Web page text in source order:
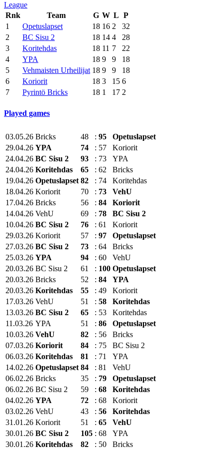
League
Rnk
Team G W L P
1
Opetuslapset 18 16 2
32
2
BC Sisu 2 18 14 4
28
3
Koritehdas 18 11 7
22
4
YPA 18 9 9
18
5
Vehmaisten Urheilijat 18 9 9
18
6
Koriorit 18 3 15 6
7
Pyrintö Bricks 18 1 17 2
Played games
03.05.26 Bricks 48 : 95
Opetuslapset
29.04.26 YPA 74 : 57
Koriorit
24.04.26 BC Sisu 2 93 : 73
YPA
24.04.26 Koritehdas 65 : 62
Bricks
19.04.26 Opetuslapset 82 : 74
Koritehdas
18.04.26 Koriorit 70 : 73
VehU
17.04.26 Bricks 56 : 84
Koriorit
14.04.26 VehU 69 : 78
BC Sisu 2
10.04.26 BC Sisu 2 76 : 61
Koriorit
29.03.26 Koriorit 57 : 97
Opetuslapset
27.03.26 BC Sisu 2 73 : 64
Bricks
25.03.26 YPA 94 : 60
VehU
20.03.26 BC Sisu 2 61 : 100 Opetuslapset
20.03.26 Bricks 52 : 84
YPA
20.03.26 Koritehdas 55 : 49
Koriorit
17.03.26 VehU 51 : 58
Koritehdas
13.03.26 BC Sisu 2 65 : 53
Koritehdas
11.03.26 YPA 51 : 86
Opetuslapset
10.03.26 VehU 82 : 56
Bricks
07.03.26 Koriorit 84 : 75
BC Sisu 2
06.03.26 Koritehdas 81 : 71
YPA
14.02.26 Opetuslapset 84 : 81
VehU
06.02.26 Bricks 35 : 79
Opetuslapset
06.02.26 BC Sisu 2 59 : 68
Koritehdas
04.02.26 YPA 72 : 68
Koriorit
03.02.26 VehU 43 : 56
Koritehdas
31.01.26 Koriorit 51 : 65
VehU
30.01.26 BC Sisu 2 105 : 68
YPA
30.01.26 Koritehdas 82 : 50
Bricks